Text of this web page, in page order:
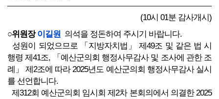
(10시 01분 감사개시)
○위원장이길원 의석을 정돈하여 주시기 바랍니다.
성원이 되었으므로 「지방자치법」 제49조 및 같은 법 시
행령 제41조, 「예산군의회 행정사무감사 및 조사에 관한 조
례」 제2조에 따라 2025년도 예산군의회 행정사무감사 실시
를 선언합니다.
제312회 예산군의회 임시회 제2차 본회의에서 의결한 2025